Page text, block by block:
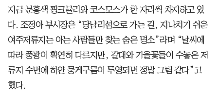
지금 분홍색 핑크뮬리와 코스모스가 한 자리씩 차지하고 있
다. 조정아 부시장은 “당남리섬으로 가는 길, 지나치기 쉬운
여주저류지는 아는 사람들만 찾는 숨은 명소”라며 “날씨에
따라 풍광이 확연히 다르지만, 갈대와 가을꽃들이 수놓은 저
류지 수면에 하얀 뭉게구름이 투영되면 정말 그림 같다”고
했다.